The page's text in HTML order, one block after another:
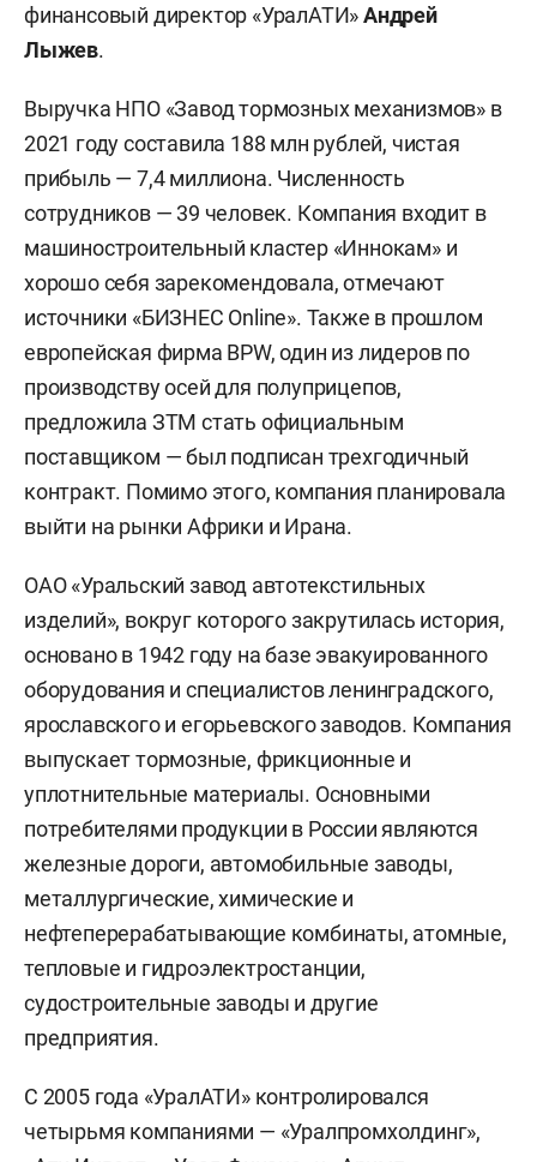
финансовый директор «УралАТИ»Андрей
Лыжев.
Выручка НПО «Завод тормозных механизмов» в
2021 году составила 188 млн рублей, чистая
прибыль — 7,4 миллиона. Численность
сотрудников — 39 человек. Компания входит в
машиностроительный кластер «Иннокам» и
хорошо себя зарекомендовала, отмечают
источники «БИЗНЕС Online». Также в прошлом
европейская фирма BPW, один из лидеров по
производству осей для полуприцепов,
предложила ЗТМ стать официальным
поставщиком — был подписан трехгодичный
контракт. Помимо этого, компания планировала
выйти на рынки Африки и Ирана.
ОАО «Уральский завод автотекстильных
изделий», вокруг которого закрутилась история,
основано в 1942 году на базе эвакуированного
оборудования и специалистов ленинградского,
ярославского и егорьевского заводов. Компания
выпускает тормозные, фрикционные и
уплотнительные материалы. Основными
потребителями продукции в России являются
железные дороги, автомобильные заводы,
металлургические, химические и
нефтеперерабатывающие комбинаты, атомные,
тепловые и гидроэлектростанции,
судостроительные заводы и другие
предприятия.
С 2005 года «УралАТИ» контролировался
четырьмя компаниями — «Уралпромхолдинг»,